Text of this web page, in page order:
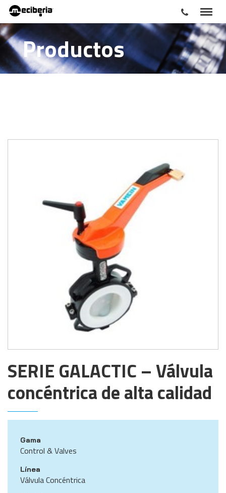
Productos
SERIE GALACTIC – Válvula
concéntrica de alta calidad
Gama
Control & Valves
Línea
Válvula Concéntrica